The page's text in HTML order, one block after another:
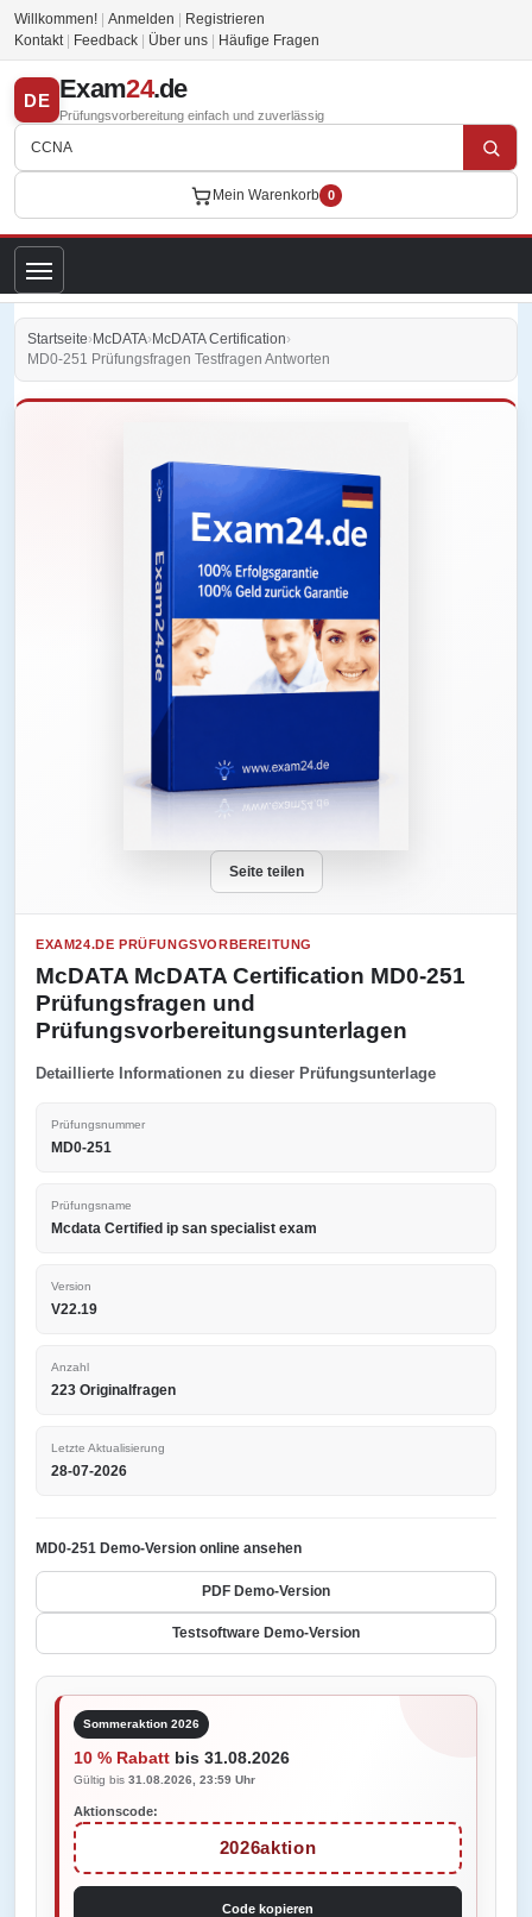
Willkommen! Anmelden
Registrieren
Kontakt
Feedback Über uns Häufige Fragen
DE Exam24.de
Prüfungsvorbereitung einfach und zuverlässig
Mein Warenkorb 0
Startseite›McDATA›McDATA Certification›
MD0-251 Prüfungsfragen Testfragen Antworten
Seite teilen
EXAM24.DE PRÜFUNGSVORBEREITUNG
McDATA McDATA Certification MD0-251
Prüfungsfragen und
Prüfungsvorbereitungsunterlagen
Detaillierte Informationen zu dieser Prüfungsunterlage
Prüfungsnummer
MD0-251
Prüfungsname
Mcdata Certified ip san specialist exam
Version
V22.19
Anzahl
223 Originalfragen
Letzte Aktualisierung
28-07-2026
MD0-251 Demo-Version online ansehen
PDF Demo-Version
Testsoftware Demo-Version
Sommeraktion 2026
10 % Rabatt bis 31.08.2026
Gültig bis 31.08.2026, 23:59 Uhr
Aktionscode:
2026aktion
Code kopieren